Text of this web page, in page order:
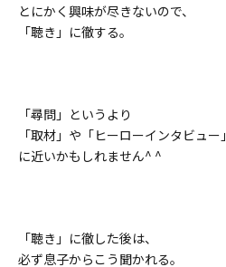
とにかく興味が尽きないので、
「聴き」に徹する。
「尋問」というより
「取材」や「ヒーローインタビュー」
に近いかもしれません^ ^
「聴き」に徹した後は、
必ず息子からこう聞かれる。